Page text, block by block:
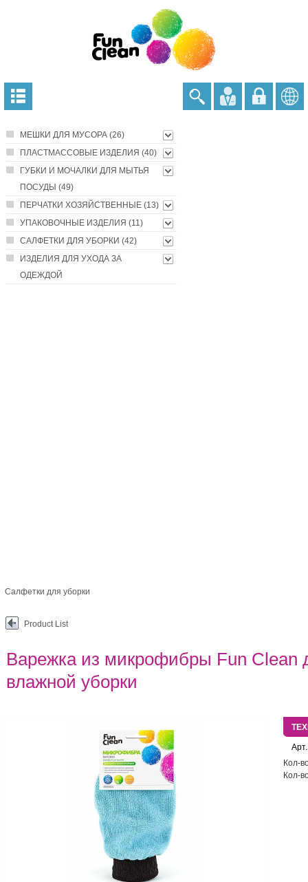
МЕШКИ ДЛЯ МУСОРА (26)
ПЛАСТМАССОВЫЕ ИЗДЕЛИЯ (40)
ГУБКИ И МОЧАЛКИ ДЛЯ МЫТЬЯ
ПОСУДЫ (49)
ПЕРЧАТКИ ХОЗЯЙСТВЕННЫЕ (13)
УПАКОВОЧНЫЕ ИЗДЕЛИЯ (11)
САЛФЕТКИ ДЛЯ УБОРКИ (42)
ИЗДЕЛИЯ ДЛЯ УХОДА ЗА
ОДЕЖДОЙ
Салфетки для уборки
Product List
Варежка из микрофибры Fun Clean
влажной уборки
Арт.
Кол-
Кол-